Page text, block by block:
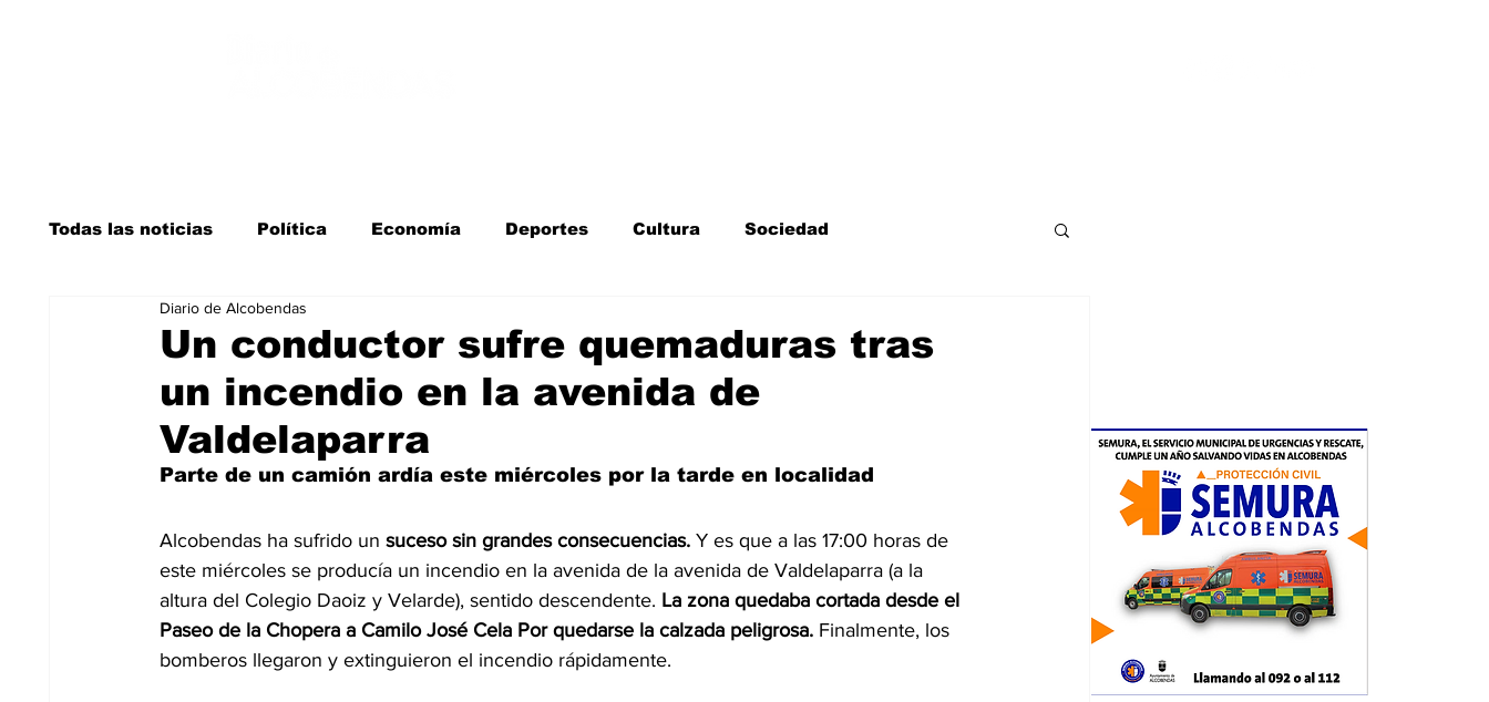
Todas las noticias Política Economía Deportes Cultura Sociedad
Salud y bienestar Educación e infancia
La verdad detrás de la guerra Kit Digital Sucesos Fiestas
Un conductor sufre quemaduras tras
un incendio en la avenida de
Valdelaparra
Diario de Alcobendas
Parte de un camión ardía este miércoles por la tarde en localidad
Alcobendas ha sufrido un suceso sin grandes consecuencias. Y es que a las 17:00 horas de
este miércoles se producía un incendio en la avenida de la avenida de Valdelaparra (a la
altura del Colegio Daoiz y Velarde), sentido descendente. La zona quedaba cortada desde el
Paseo de la Chopera a Camilo José Cela Por quedarse la calzada peligrosa. Finalmente, los
bomberos llegaron y extinguieron el incendio rápidamente.